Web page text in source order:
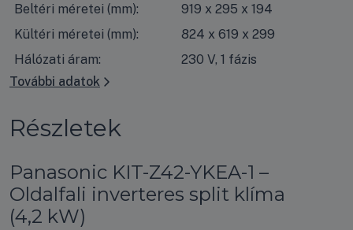
Beltéri méretei (mm):
919 x 295 x 194
Kültéri méretei (mm):
824 x 619 x 299
Hálózati áram:
230 V, 1 fázis
További adatok
Részletek
Panasonic KIT-Z42-YKEA-1 –
Oldalfali inverteres split klíma
(4,2 kW)